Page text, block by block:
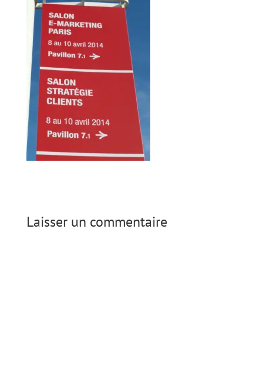
Laisser un commentaire